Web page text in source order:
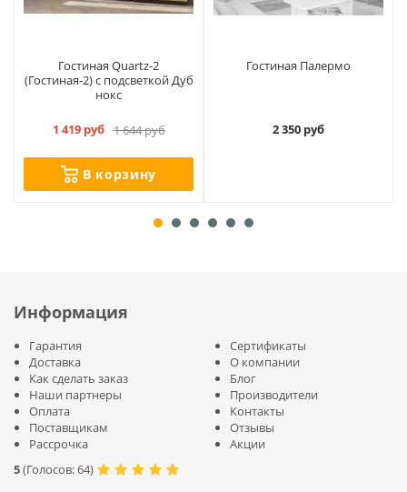
Гостиная Quartz-2
(Гостиная-2) с подсветкой Дуб
нокс
1 419 руб 1 644 руб
В корзину
Гостиная Палермо
2 350 руб
Информация
Гарантия
Доставка
Как сделать заказ
Наши партнеры
Оплата
Поставщикам
Рассрочка
Сертификаты
О компании
Блог
Производители
Контакты
Отзывы
Акции
5(Голосов:64)